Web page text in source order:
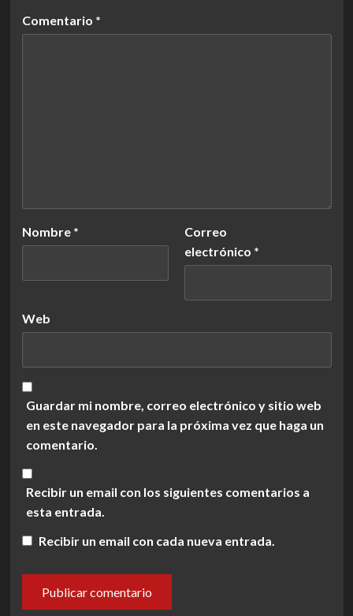
Comentario *
Nombre *
Correo
electrónico *
Web
Guardar mi nombre, correo electrónico y sitio web
en este navegador para la próxima vez que haga un
comentario.
Recibir un email con los siguientes comentarios a
esta entrada.
Recibir un email con cada nueva entrada.